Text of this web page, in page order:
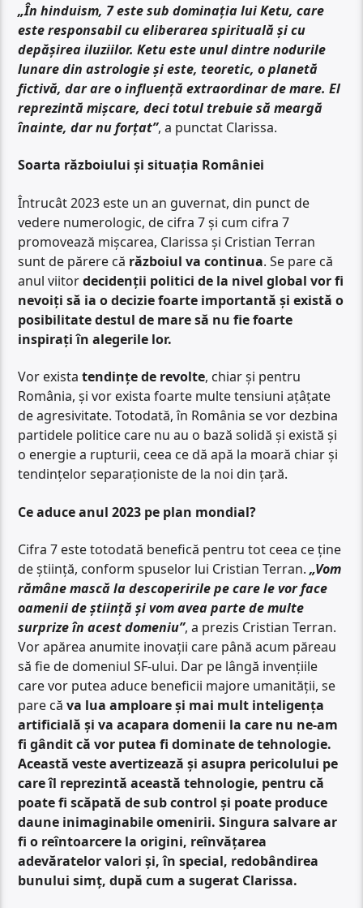
„În hinduism, 7 este sub dominația lui Ketu, care
este responsabil cu eliberarea spirituală și cu
depășirea iluziilor. Ketu este unul dintre nodurile
lunare din astrologie și este, teoretic, o planetă
fictivă, dar are o influență extraordinar de mare. El
reprezintă mișcare, deci totul trebuie să meargă
înainte, dar nu forțat”, a punctat Clarissa.
Soarta războiului și situația României
Întrucât 2023 este un an guvernat, din punct de
vedere numerologic, de cifra 7 și cum cifra 7
promovează mișcarea, Clarissa și Cristian Terran
sunt de părere că războiul va continua. Se pare că
anul viitordecidenții politici de la nivel global vor fi
nevoiți să ia o decizie foarte importantă și există o
posibilitate destul de mare să nu fie foarte
inspirați în alegerile lor.
Vor existatendințe de revolte, chiar și pentru
România, și vor exista foarte multe tensiuni ațâțate
de agresivitate. Totodată, în România se vor dezbina
partidele politice care nu au o bază solidă și există și
o energie a rupturii, ceea ce dă apă la moară chiar și
tendințelor separaționiste de la noi din țară.
Ce aduce anul 2023 pe plan mondial?
Cifra 7 este totodată benefică pentru tot ceea ce ține
de știință, conform spuselor lui Cristian Terran.„Vom
rămâne mască la descoperirile pe care le vor face
oamenii de știință și vom avea parte de multe
surprize în acest domeniu”, a prezis Cristian Terran.
Vor apărea anumite inovații care până acum păreau
să fie de domeniul SF-ului. Dar pe lângă invențiile
care vor putea aduce beneficii majore umanității, se
pare căva lua amploare și mai mult inteligența
artificială și va acapara domenii la care nu ne-am
fi gândit că vor putea fi dominate de tehnologie.
Această veste avertizează și asupra pericolului pe
care îl reprezintă această tehnologie, pentru că
poate fi scăpată de sub control și poate produce
daune inimaginabile omenirii. Singura salvare ar
fi o reîntoarcere la origini, reînvățarea
adevăratelor valori și, în special, redobândirea
bunului simț, după cum a sugerat Clarissa.